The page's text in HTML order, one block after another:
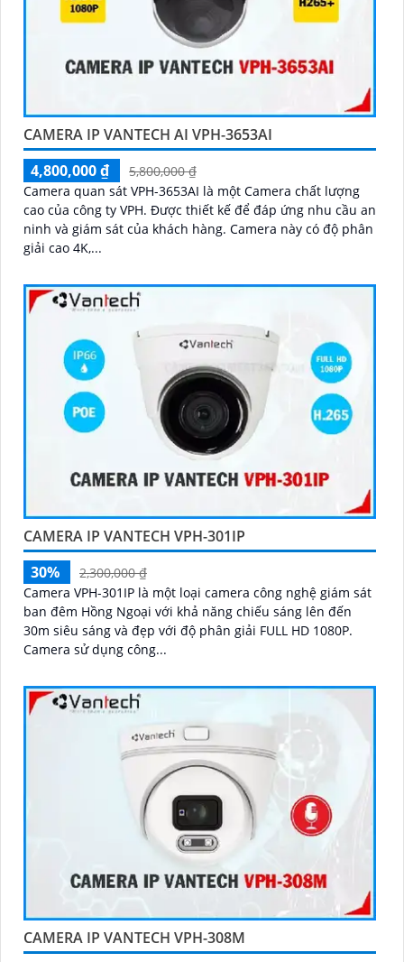
CAMERA IP VANTECH AI VPH-3653AI
4,800,000 ₫
5,800,000 ₫
Camera quan sát VPH-3653AI là một Camera chất lượng
cao của công ty VPH. Được thiết kế để đáp ứng nhu cầu an
ninh và giám sát của khách hàng. Camera này có độ phân
giải cao 4K,...
CAMERA IP VANTECH VPH-301IP
30%
2,300,000 ₫
Camera VPH-301IP là một loại camera công nghệ giám sát
ban đêm Hồng Ngoại với khả năng chiếu sáng lên đến
30m siêu sáng và đẹp với độ phân giải FULL HD 1080P.
Camera sử dụng công...
CAMERA IP VANTECH VPH-308M